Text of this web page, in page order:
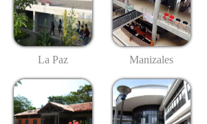
La Paz Manizales